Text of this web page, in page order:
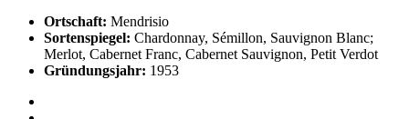
Ortschaft: Mendrisio
Sortenspiegel: Chardonnay, Sémillon, Sauvignon Blanc;
Merlot, Cabernet Franc, Cabernet Sauvignon, Petit Verdot
Gründungsjahr: 1953